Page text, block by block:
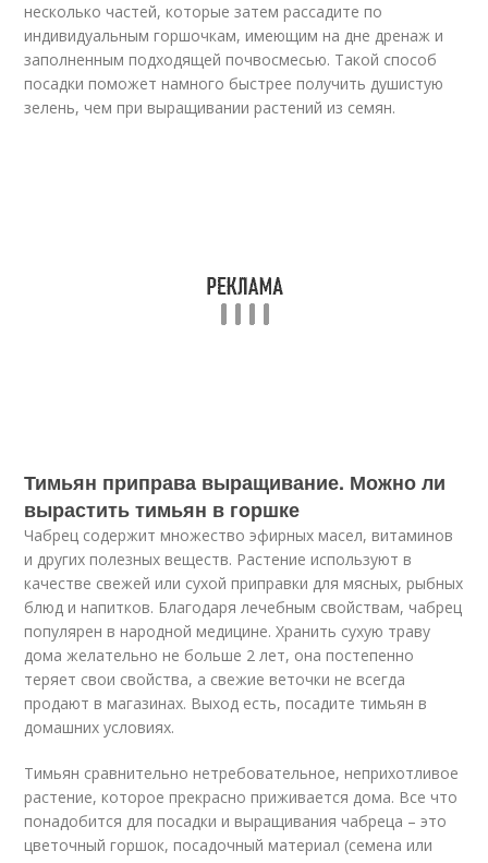
несколько частей, которые затем рассадите по
индивидуальным горшочкам, имеющим на дне дренаж и
заполненным подходящей почвосмесью. Такой способ
посадки поможет намного быстрее получить душистую
зелень, чем при выращивании растений из семян.
Тимьян приправа выращивание. Можно ли
вырастить тимьян в горшке
Чабрец содержит множество эфирных масел, витаминов
и других полезных веществ. Растение используют в
качестве свежей или сухой приправки для мясных, рыбных
блюд и напитков. Благодаря лечебным свойствам, чабрец
популярен в народной медицине. Хранить сухую траву
дома желательно не больше 2 лет, она постепенно
теряет свои свойства, а свежие веточки не всегда
продают в магазинах. Выход есть, посадите тимьян в
домашних условиях.
Тимьян сравнительно нетребовательное, неприхотливое
растение, которое прекрасно приживается дома. Все что
понадобится для посадки и выращивания чабреца – это
цветочный горшок, посадочный материал (семена или